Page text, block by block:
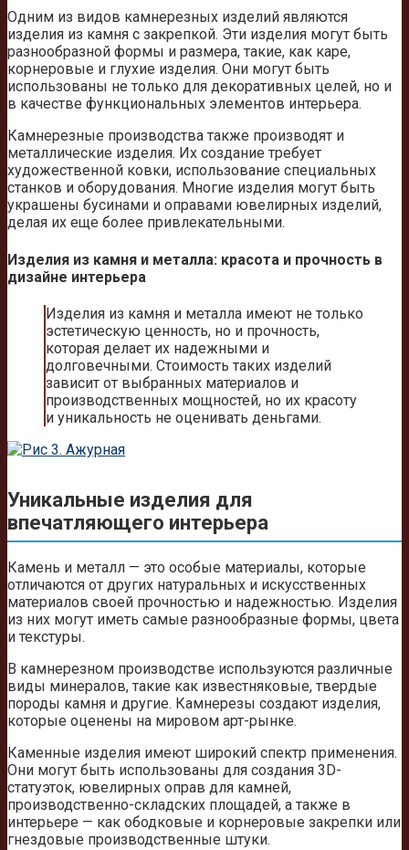
Одним из видов камнерезных изделий являются
изделия из камня с закрепкой. Эти изделия могут быть
разнообразной формы и размера, такие, как каре,
корнеровые и глухие изделия. Они могут быть
использованы не только для декоративных целей, но и
в качестве функциональных элементов интерьера.
Камнерезные производства также производят и
металлические изделия. Их создание требует
художественной ковки, использование специальных
станков и оборудования. Многие изделия могут быть
украшены бусинами и оправами ювелирных изделий,
делая их еще более привлекательными.
Изделия из камня и металла: красота и прочность в
дизайне интерьера
Изделия из камня и металла имеют не только
эстетическую ценность, но и прочность,
которая делает их надежными и
долговечными. Стоимость таких изделий
зависит от выбранных материалов и
производственных мощностей, но их красоту
и уникальность не оценивать деньгами.
Уникальные изделия для
впечатляющего интерьера
Камень и металл — это особые материалы, которые
отличаются от других натуральных и искусственных
материалов своей прочностью и надежностью. Изделия
из них могут иметь самые разнообразные формы, цвета
и текстуры.
В камнерезном производстве используются различные
виды минералов, такие как известняковые, твердые
породы камня и другие. Камнерезы создают изделия,
которые оценены на мировом арт-рынке.
Каменные изделия имеют широкий спектр применения.
Они могут быть использованы для создания 3D-
статуэток, ювелирных оправ для камней,
производственно-складских площадей, а также в
интерьере — как ободковые и корнеровые закрепки или
гнездовые производственные штуки.